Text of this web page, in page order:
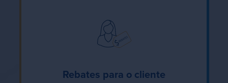
Rebates para o cliente